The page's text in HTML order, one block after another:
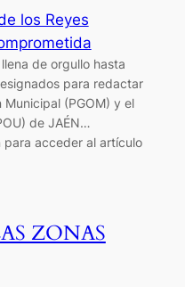
los Reyes
de orgullo hasta
para redactar
(PGOM) y el
de JAÉN…
para acceder al artículo
ZONAS